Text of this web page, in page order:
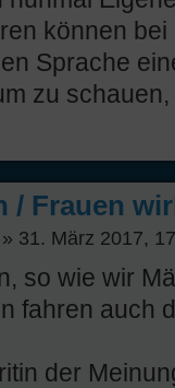
können
Sprache
zu
/ Frauen
» 31. März 2017,
so wie wir
fahren auch
der